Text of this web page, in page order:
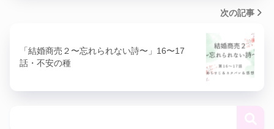
次の記事
「結婚商売２〜忘れられない詩〜」16〜17
話・不安の種